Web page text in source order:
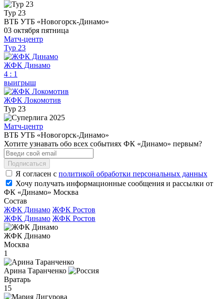
Тур 23
ВТБ УТБ «Новогорск-Динамо»
03 октября пятница
Матч-центр
Тур 23
ЖФК Динамо
4 : 1
выигрыш
ЖФК Локомотив
Тур 23
Матч-центр
ВТБ УТБ «Новогорск-Динамо»
Хотите узнавать обо всех событиях ФК «Динамо» первым?
Подписаться
Я согласен с политикой обработки персональных данных
Хочу получать информационные сообщения и рассылки от
ФК «Динамо» Москва
Состав
ЖФК Динамо ЖФК Ростов
ЖФК Динамо ЖФК Ростов
ЖФК Динамо
Москва
1
Арина Таранченко
Вратарь
15